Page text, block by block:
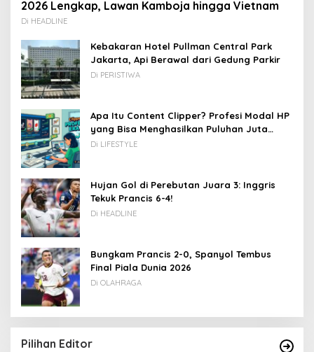
2026 Lengkap, Lawan Kamboja hingga Vietnam
Di HEADLINE
Kebakaran Hotel Pullman Central Park
Jakarta, Api Berawal dari Gedung Parkir
Di PERISTIWA
Apa Itu Content Clipper? Profesi Modal HP
yang Bisa Menghasilkan Puluhan Juta
Rupiah
Di LIFESTYLE
Hujan Gol di Perebutan Juara 3: Inggris
Tekuk Prancis 6-4!
Di HEADLINE
Bungkam Prancis 2-0, Spanyol Tembus
Final Piala Dunia 2026
Di OLAHRAGA
Pilihan Editor